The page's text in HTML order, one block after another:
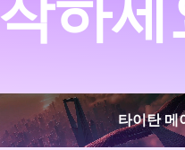
작하세
타이탄 메